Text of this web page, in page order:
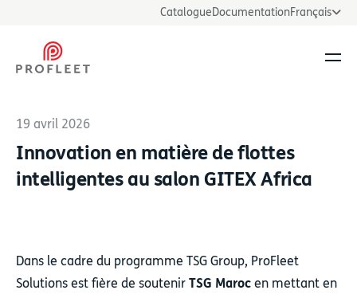
CatalogueDocumentationFrançais
19 avril 2026
Innovation en matière de flottes
intelligentes au salon GITEX Africa
Dans le cadre du programme TSG Group, ProFleet
Solutions est fière de soutenir TSG Maroc en mettant en